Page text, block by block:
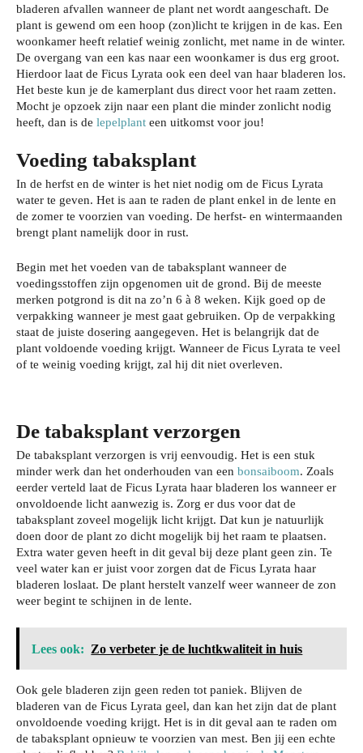
bladeren afvallen wanneer de plant net wordt aangeschaft. De
plant is gewend om een hoop (zon)licht te krijgen in de kas. Een
woonkamer heeft relatief weinig zonlicht, met name in de winter.
De overgang van een kas naar een woonkamer is dus erg groot.
Hierdoor laat de Ficus Lyrata ook een deel van haar bladeren los.
Het beste kun je de kamerplant dus direct voor het raam zetten.
Mocht je opzoek zijn naar een plant die minder zonlicht nodig
heeft, dan is de lepelplant een uitkomst voor jou!
Voeding tabaksplant
In de herfst en de winter is het niet nodig om de Ficus Lyrata
water te geven. Het is aan te raden de plant enkel in de lente en
de zomer te voorzien van voeding. De herfst- en wintermaanden
brengt plant namelijk door in rust.
Begin met het voeden van de tabaksplant wanneer de
voedingsstoffen zijn opgenomen uit de grond. Bij de meeste
merken potgrond is dit na zo’n 6 à 8 weken. Kijk goed op de
verpakking wanneer je mest gaat gebruiken. Op de verpakking
staat de juiste dosering aangegeven. Het is belangrijk dat de
plant voldoende voeding krijgt. Wanneer de Ficus Lyrata te veel
of te weinig voeding krijgt, zal hij dit niet overleven.
De tabaksplant verzorgen
De tabaksplant verzorgen is vrij eenvoudig. Het is een stuk
minder werk dan het onderhouden van een bonsaiboom. Zoals
eerder verteld laat de Ficus Lyrata haar bladeren los wanneer er
onvoldoende licht aanwezig is. Zorg er dus voor dat de
tabaksplant zoveel mogelijk licht krijgt. Dat kun je natuurlijk
doen door de plant zo dicht mogelijk bij het raam te plaatsen.
Extra water geven heeft in dit geval bij deze plant geen zin. Te
veel water kan er juist voor zorgen dat de Ficus Lyrata haar
bladeren loslaat. De plant herstelt vanzelf weer wanneer de zon
weer begint te schijnen in de lente.
Lees ook: Zo verbeter je de luchtkwaliteit in huis
Ook gele bladeren zijn geen reden tot paniek. Blijven de
bladeren van de Ficus Lyrata geel, dan kan het zijn dat de plant
onvoldoende voeding krijgt. Het is in dit geval aan te raden om
de tabaksplant opnieuw te voorzien van mest. Ben jij een echte